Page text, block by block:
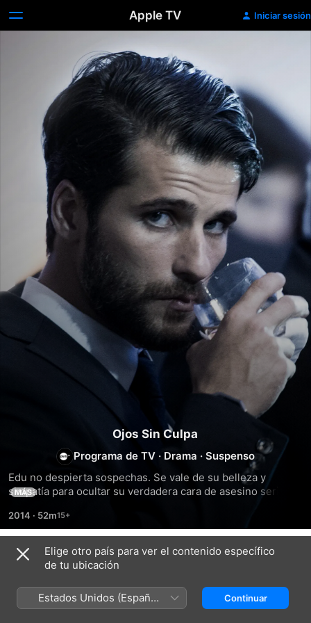
Apple TV Iniciar sesión
Ojos Sin Culpa
Programa de TV · Drama · Suspenso
Edu no despierta sospechas. Se vale de su belleza y
simpatía para ocultar su verdadera cara de asesino serial.
cerca de lo que imaginan.
MÁS
2014 · 52m
Temporada 1
Elige otro país para ver el contenido específico
de tu ubicación
Estados Unidos (Español
México)
Continuar